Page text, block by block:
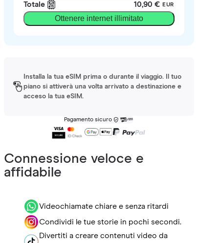
Totale 10,90 € EUR
Ottenere internet illimitato
Installa la tua eSIM prima o durante il viaggio. Il tuo
piano si attiverà una volta arrivato a destinazione e
acceso la tua eSIM.
Pagamento sicuro
Connessione veloce e
affidabile
Videochiamate chiare e senza ritardi
Condividi le tue storie in pochi secondi.
Divertiti a creare contenuti video da